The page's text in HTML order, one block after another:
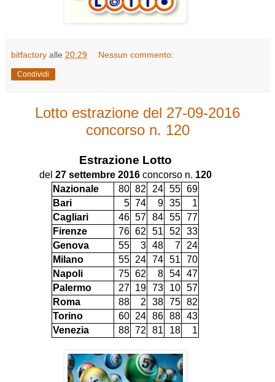
bitfactory alle 20:29 Nessun commento:
Condividi
Lotto estrazione del 27-09-2016
concorso n. 120
Estrazione Lotto
del 27 settembre 2016concorso n. 120
Nazionale
80 82 24 55 69
Bari
5 74 9 35
1
Cagliari
46 57 84 55 77
Firenze
76 62 51 52
33
Genova
55 3 48 7
24
Milano
55 24 74 51
70
Napoli
75 62 8 54 47
Palermo
27 19 73 10 57
Roma
88 2 38 75 82
Torino
60 24 86 88 43
Venezia
88 72 81 18 1